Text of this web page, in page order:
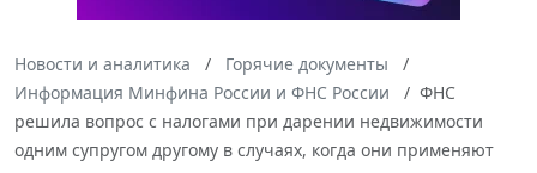
Новости и аналитика
Горячие документы
Информация Минфина России и ФНС России
ФНС
решила вопрос с налогами при дарении недвижимости
одним супругом другому в случаях, когда они применяют